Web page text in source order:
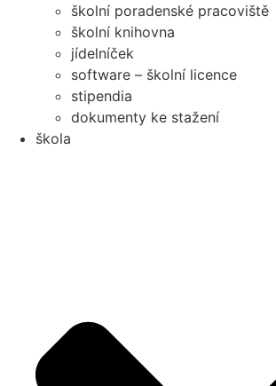
školní poradenské pracoviště
školní knihovna
jídelníček
software – školní licence
stipendia
dokumenty ke stažení
škola